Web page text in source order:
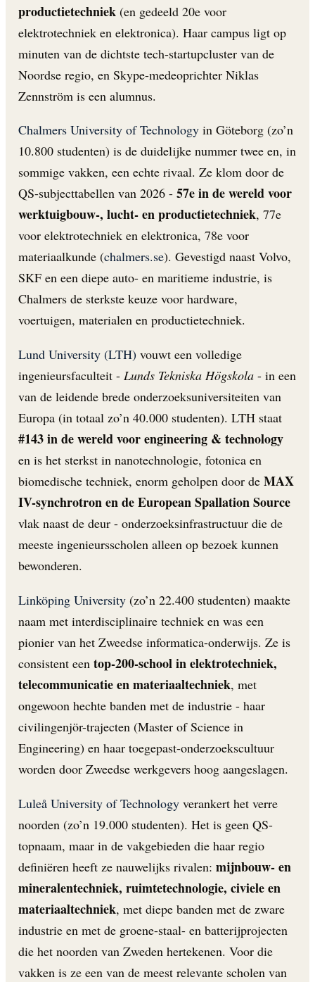
productietechniek (en gedeeld 20e voor
elektrotechniek en elektronica). Haar campus ligt op
minuten van de dichtste tech-startupcluster van de
Noordse regio, en Skype-medeoprichter Niklas
Zennström is een alumnus.
Chalmers University of Technology in Göteborg (zo’n
10.800 studenten) is de duidelijke nummer twee en, in
sommige vakken, een echte rivaal. Ze klom door de
QS-subjecttabellen van 2026 - 57e in de wereld voor
werktuigbouw-, lucht- en productietechniek, 77e
voor elektrotechniek en elektronica, 78e voor
materiaalkunde (chalmers.se). Gevestigd naast Volvo,
SKF en een diepe auto- en maritieme industrie, is
Chalmers de sterkste keuze voor hardware,
voertuigen, materialen en productietechniek.
Lund University (LTH) vouwt een volledige
ingenieursfaculteit - Lunds Tekniska Högskola - in een
van de leidende brede onderzoeksuniversiteiten van
Europa (in totaal zo’n 40.000 studenten). LTH staat
#143 in de wereld voor engineering & technology
en is het sterkst in nanotechnologie, fotonica en
biomedische techniek, enorm geholpen door de MAX
IV-synchrotron en de European Spallation Source
vlak naast de deur - onderzoeksinfrastructuur die de
meeste ingenieursscholen alleen op bezoek kunnen
bewonderen.
Linköping University (zo’n 22.400 studenten) maakte
naam met interdisciplinaire techniek en was een
pionier van het Zweedse informatica-onderwijs. Ze is
consistent een top-200-school in elektrotechniek,
telecommunicatie en materiaaltechniek, met
ongewoon hechte banden met de industrie - haar
civilingenjör-trajecten (Master of Science in
Engineering) en haar toegepast-onderzoekscultuur
worden door Zweedse werkgevers hoog aangeslagen.
Luleå University of Technology verankert het verre
noorden (zo’n 19.000 studenten). Het is geen QS-
topnaam, maar in de vakgebieden die haar regio
definiëren heeft ze nauwelijks rivalen: mijnbouw- en
mineralentechniek, ruimtetechnologie, civiele en
materiaaltechniek, met diepe banden met de zware
industrie en met de groene-staal- en batterijprojecten
die het noorden van Zweden hertekenen. Voor die
vakken is ze een van de meest relevante scholen van